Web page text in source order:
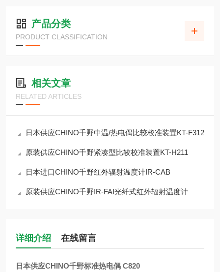
产品分类
PRODUCT CLASSIFICATION
相关文章
RELATED ARTICLES
日本供应CHINO千野中温/热电偶比较校准装置KT-F312
原装供应CHINO千野紧凑型比较校准装置KT-H211
日本进口CHINO千野红外辐射温度计IR-CAB
原装供应CHINO千野IR-FAI光纤式红外辐射温度计
详细介绍 在线留言
日本供应CHINO千野标准热电偶 C820